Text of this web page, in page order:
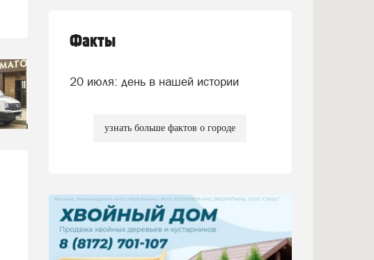
Факты
20 июля: день в нашей истории
узнать больше фактов о городе